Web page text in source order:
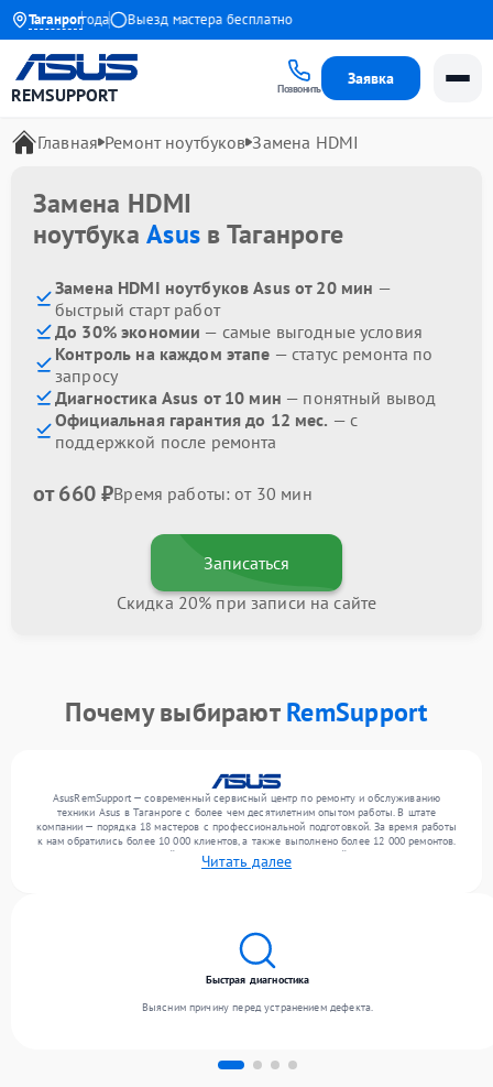
Таганрог
до 1 года Выезд мастера бесплатно
REMSUPPORT Позвонить
Заявка
Главная Ремонт ноутбуков Замена HDMI
Замена HDMI
ноутбукаAsus в Таганроге
Замена HDMI ноутбуков Asus от 20 мин —
быстрый старт работ
До 30% экономии — самые выгодные условия
Контроль на каждом этапе — статус ремонта по
запросу
Диагностика Asus от 10 мин — понятный вывод
Официальная гарантия до 12 мес. — с
поддержкой после ремонта
от 660 ₽Время работы: от 30 мин
Записаться
Скидка 20% при записи на сайте
Почему выбираютRemSupport
AsusRemSupport — современный сервисный центр по ремонту и обслуживанию
техники Asus в Таганроге с более чем десятилетним опытом работы. В штате
компании — порядка 18 мастеров с профессиональной подготовкой. За время работы
к нам обратились более 10 000 клиентов, а также выполнено более 12 000 ремонтов.
Ежемесячно в сервисный центр поступает более 300 устройств, включая , , . Мы
работаем с широким спектром неисправностей и обеспечиваем надежный результат
Читать далее
Быстрая диагностика
Выясним причину перед устранением дефекта.